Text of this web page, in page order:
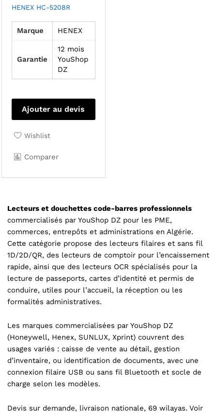
HENEX HC-5208R
Marque HENEX
Garantie
12 mois
YouShop
DZ
Ajouter au devis
Wishlist
Comparer
Lecteurs et douchettes code-barres professionnels
commercialisés par YouShop DZ pour les PME,
commerces, entrepôts et administrations en Algérie.
Cette catégorie propose des lecteurs filaires et sans fil
1D/2D/QR, des lecteurs de comptoir pour l’encaissement
rapide, ainsi que des lecteurs OCR spécialisés pour la
lecture de passeports, cartes d’identité et permis de
conduire, utiles pour l’accueil, la réception ou les
formalités administratives.
Les marques commercialisées par YouShop DZ
(Honeywell, Henex, SUNLUX, Xprint) couvrent des
usages variés : caisse de vente au détail, gestion
d’inventaire, ou identification de documents, avec une
connexion filaire USB ou sans fil Bluetooth et socle de
charge selon les modèles.
Devis sur demande, livraison nationale, 69 wilayas. Voir